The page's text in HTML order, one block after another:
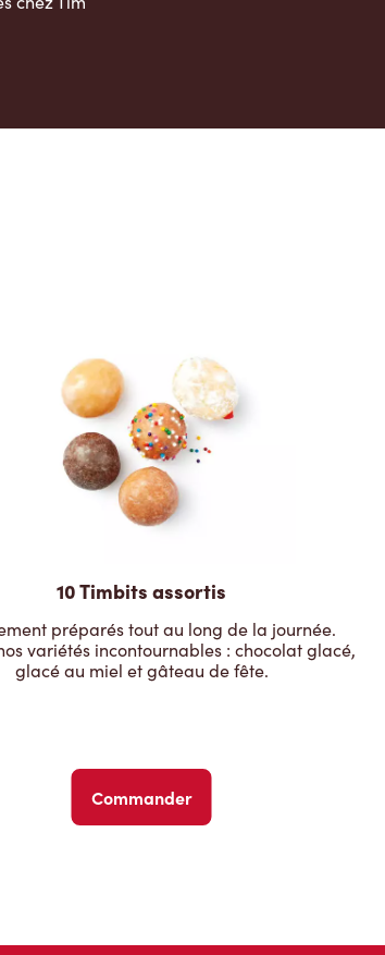
10 Timbits assortis
préparés tout au long de la journée.
variétés incontournables : chocolat glacé,
glacé au miel et gâteau de fête.
Commander